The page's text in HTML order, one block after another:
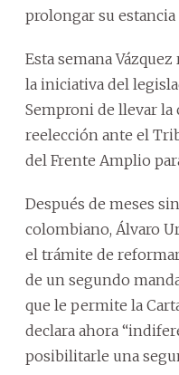
prolongar su estancia
Esta semana
la iniciativa del
Semproni de llevar la
reelección ante el
del Frente Amplio
Después de meses
colombiano, Álvaro
el trámite de
de un segundo
que le permite la
declara ahora
posibilitarle una